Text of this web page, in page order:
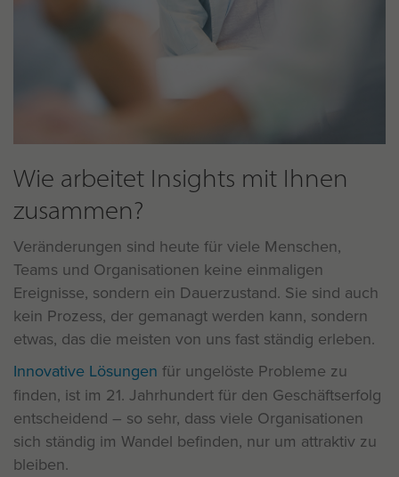
Wie arbeitet Insights mit Ihnen
zusammen?
Veränderungen sind heute für viele Menschen,
Teams und Organisationen keine einmaligen
Ereignisse, sondern ein Dauerzustand. Sie sind auch
kein Prozess, der gemanagt werden kann, sondern
etwas, das die meisten von uns fast ständig erleben.
Innovative Lösungen für ungelöste Probleme zu
finden, ist im 21. Jahrhundert für den Geschäftserfolg
entscheidend – so sehr, dass viele Organisationen
sich ständig im Wandel befinden, nur um attraktiv zu
bleiben.